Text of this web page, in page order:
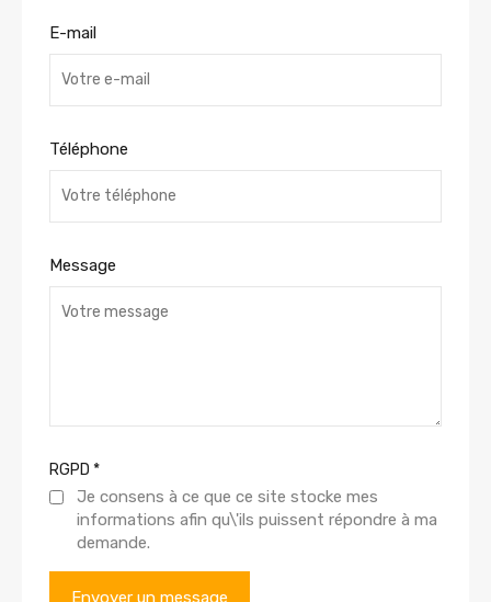
E-mail
Téléphone
Message
RGPD *
Je consens à ce que ce site stocke mes
informations afin qu\'ils puissent répondre à ma
demande.